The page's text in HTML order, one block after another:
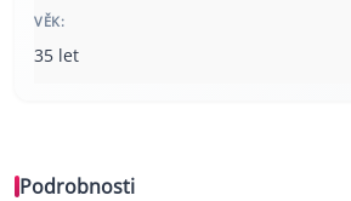
VĚK:
35 let
Podrobnosti